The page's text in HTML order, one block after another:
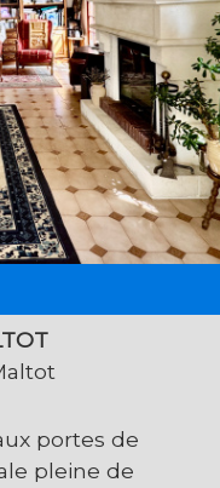
portes de
pleine de